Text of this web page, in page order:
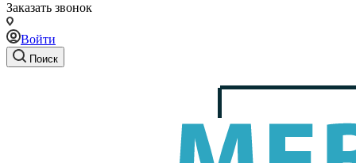
Заказать звонок
Войти
Поиск